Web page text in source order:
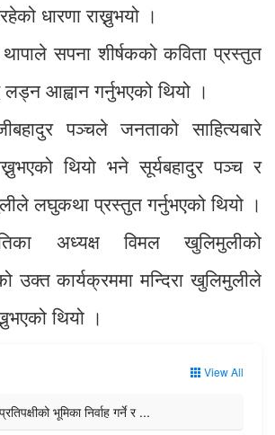
धारणा राख्नुभयो ।
थापाले सपना शीर्षकको कविता प्रस्तुत
लड्न आह्वान गर्नुभएको थियो ।
पञ्चले जनताको साहित्यबारे
थियो भने सूर्यबहादुर पञ्च र
लघुकथा प्रस्तुत गर्नुभएको थियो ।
अध्यक्ष विमल खुलिमुलीको
उक्त कार्यक्रममा मन्दिरा खुलिमुलीले
थियो ।
View All
भूमिका निर्वाह गर्ने र ...